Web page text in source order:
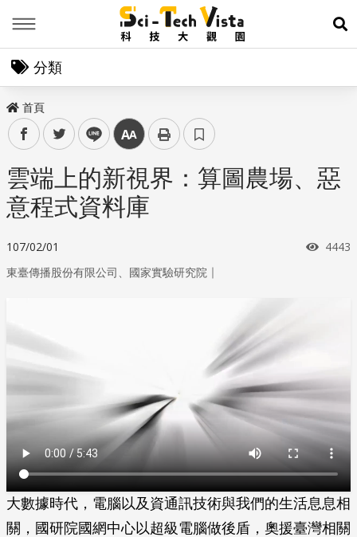
展
分類
首頁
facebooktwitter line 中
雲端上的新視界：算圖農場、惡
意程式資料庫
107/02/01 瀏覽
4443
東臺傳播股份有限公司、國家實驗研究院 ｜
大數據時代，電腦以及資通訊技術與我們的生活息息相
關，國研院國網中心以超級電腦做後盾，奧援臺灣相關